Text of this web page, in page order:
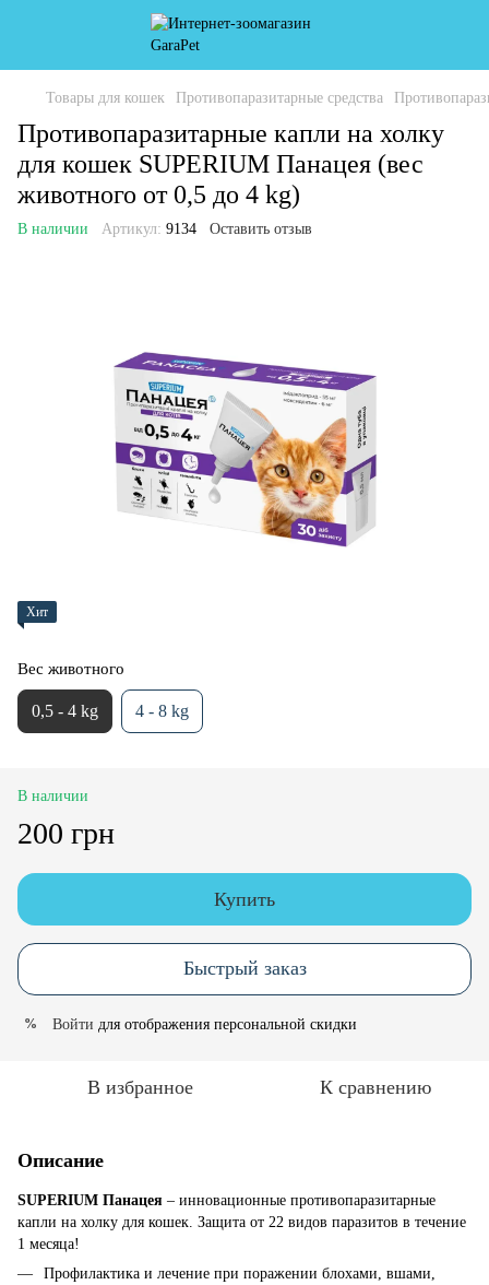
Товары для кошек Противопаразитарные средства
Противопаразитарные капли на холку
для кошек SUPERIUM Панацея (вес
животного от 0,5 до 4 kg)
В наличии Артикул: 9134 Оставить отзыв
Хит
Вес животного
0,5 - 4 kg 4 - 8 kg
В наличии
200 грн
Купить
Быстрый заказ
% Войти для отображения персональной скидки
В избранное К сравнению
Описание
SUPERIUM Панацея – инновационные противопаразитарные
капли на холку для кошек. Защита от 22 видов паразитов в течение
1 месяца!
Профилактика и лечение при поражении блохами, вшами,